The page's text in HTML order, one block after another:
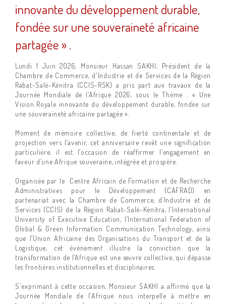
innovante du développement durable,
fondée sur une souveraineté africaine
partagée » .
Lundi 1 Juin 2026, Monsieur Hassan SAKHI, Président de la
Chambre de Commerce, d'Industrie et de Services de la Région
Rabat-Salé-Kénitra (CCIS-RSK) a pris part aux travaux de la
Journée Mondiale de l’Afrique 2026, sous le Thème : « Une
Vision Royale innovante du développement durable, fondée sur
une souveraineté africaine partagée ».
Moment de mémoire collective, de fierté continentale et de
projection vers l’avenir, cet anniversaire revêt une signification
particulière, il est l’occasion de réaffirmer l’engagement en
faveur d’une Afrique souveraine, intégrée et prospère.
Organisée par le Centre Africain de Formation et de Recherche
Administratives pour le Développement (CAFRAD) en
partenariat avec la Chambre de Commerce, d’Industrie et de
Services (CCIS) de la Région Rabat-Salé-Kénitra, l’International
University of Executive Education, l’International Federation of
Global & Green Information Communication Technology, ainsi
que l’Union Africaine des Organisations du Transport et de la
Logistique, cet évènement illustre la conviction que la
transformation de l’Afrique est une œuvre collective, qui dépasse
les frontières institutionnelles et disciplinaires.
S'exprimant à cette occasion, Monsieur SAKHI a affirmé que la
Journée Mondiale de l'Afrique nous interpelle à mettre en